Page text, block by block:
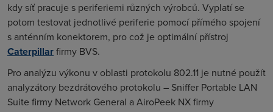
kdy síť pracuje s periferiemi různých výrobců. Vyplatí se
potom testovat jednotlivé periferie pomocí přímého spojení
s anténním konektorem, pro což je optimální přístroj
Caterpillarfirmy BVS.
Pro analýzu výkonu v oblasti protokolu 802.11 je nutné použít
analyzátory bezdrátového protokolu – Sniffer Portable LAN
Suite firmy Network General a AiroPeek NX firmy